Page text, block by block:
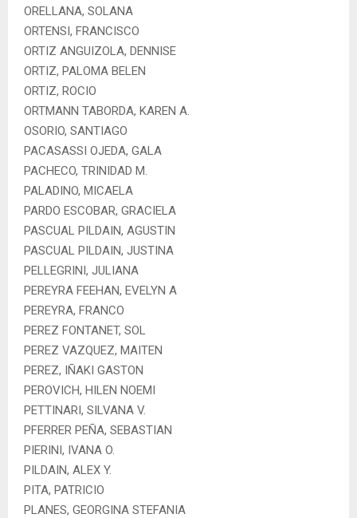
ORELLANA, SOLANA
ORTENSI, FRANCISCO
ORTIZ ANGUIZOLA, DENNISE
ORTIZ, PALOMA BELEN
ORTIZ, ROCIO
ORTMANN TABORDA, KAREN A.
OSORIO, SANTIAGO
PACASASSI OJEDA, GALA
PACHECO, TRINIDAD M.
PALADINO, MICAELA
PARDO ESCOBAR, GRACIELA
PASCUAL PILDAIN, AGUSTIN
PASCUAL PILDAIN, JUSTINA
PELLEGRINI, JULIANA
PEREYRA FEEHAN, EVELYN A
PEREYRA, FRANCO
PEREZ FONTANET, SOL
PEREZ VAZQUEZ, MAITEN
PEREZ, IÑAKI GASTON
PEROVICH, HILEN NOEMI
PETTINARI, SILVANA V.
PFERRER PEÑA, SEBASTIAN
PIERINI, IVANA O.
PILDAIN, ALEX Y.
PITA, PATRICIO
PLANES, GEORGINA STEFANIA